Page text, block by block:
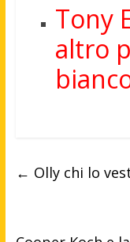
Tony
altro
← Olly chi lo